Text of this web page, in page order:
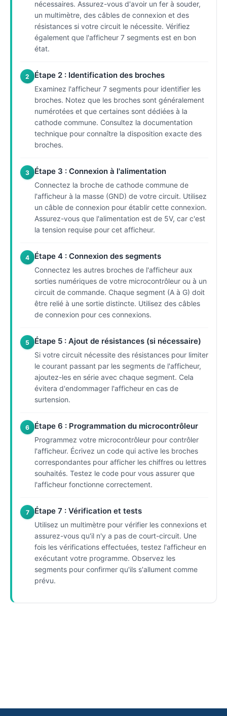
nécessaires. Assurez-vous d'avoir un fer à souder,
un multimètre, des câbles de connexion et des
résistances si votre circuit le nécessite. Vérifiez
également que l'afficheur 7 segments est en bon
état.
2 Étape 2 : Identification des broches
Examinez l'afficheur 7 segments pour identifier les
broches. Notez que les broches sont généralement
numérotées et que certaines sont dédiées à la
cathode commune. Consultez la documentation
technique pour connaître la disposition exacte des
broches.
3 Étape 3 : Connexion à l'alimentation
Connectez la broche de cathode commune de
l'afficheur à la masse (GND) de votre circuit. Utilisez
un câble de connexion pour établir cette connexion.
Assurez-vous que l'alimentation est de 5V, car c'est
la tension requise pour cet afficheur.
4 Étape 4 : Connexion des segments
Connectez les autres broches de l'afficheur aux
sorties numériques de votre microcontrôleur ou à un
circuit de commande. Chaque segment (A à G) doit
être relié à une sortie distincte. Utilisez des câbles
de connexion pour ces connexions.
5 Étape 5 : Ajout de résistances (si nécessaire)
Si votre circuit nécessite des résistances pour limiter
le courant passant par les segments de l'afficheur,
ajoutez-les en série avec chaque segment. Cela
évitera d'endommager l'afficheur en cas de
surtension.
6 Étape 6 : Programmation du microcontrôleur
Programmez votre microcontrôleur pour contrôler
l'afficheur. Écrivez un code qui active les broches
correspondantes pour afficher les chiffres ou lettres
souhaités. Testez le code pour vous assurer que
l'afficheur fonctionne correctement.
7 Étape 7 : Vérification et tests
Utilisez un multimètre pour vérifier les connexions et
assurez-vous qu'il n'y a pas de court-circuit. Une
fois les vérifications effectuées, testez l'afficheur en
exécutant votre programme. Observez les
segments pour confirmer qu'ils s'allument comme
prévu.